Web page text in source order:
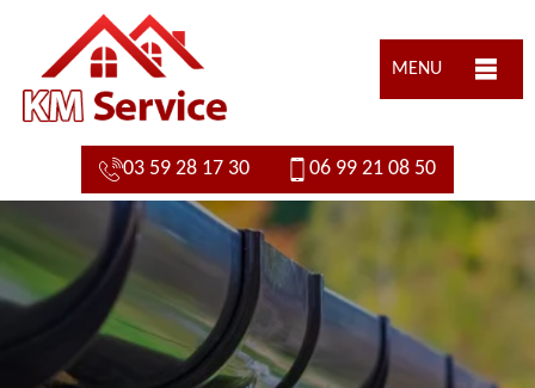
MENU
03 59 28 17 30 06 99 21 08 50